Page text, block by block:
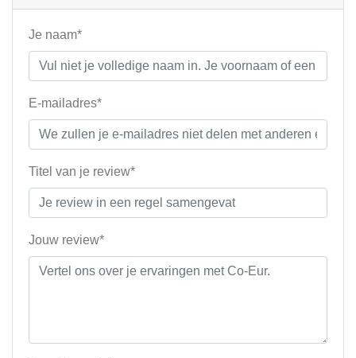
Je naam*
E-mailadres*
Titel van je review*
Jouw review*